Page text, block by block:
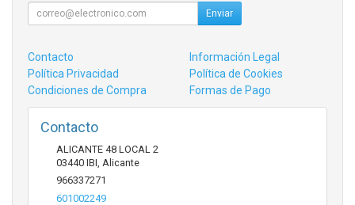
Enviar
Contacto
Información Legal
Política Privacidad
Política de Cookies
Condiciones de Compra
Formas de Pago
Contacto
ALICANTE 48 LOCAL 2
03440 IBI Alicante
966337271
601002249